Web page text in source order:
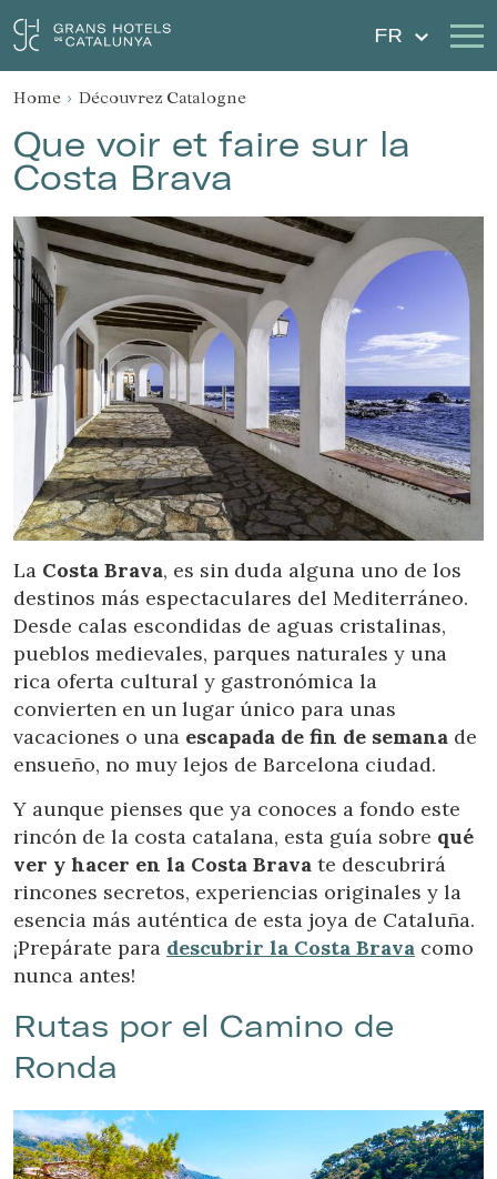
FR
Nos Hôtels Escapades
Mariages
Découvrez Catalogne Contact
Má réservation
Se connecter Créer un compte
Location/nom de l'hôtel
Home Découvrez Catalogne
Que voir et faire sur la
Costa Brava
La Costa Brava, es sin duda alguna uno de los
destinos más espectaculares del Mediterráneo.
Desde calas escondidas de aguas cristalinas,
pueblos medievales, parques naturales y una
rica oferta cultural y gastronómica la
convierten en un lugar único para unas
vacaciones o una escapada de fin de semana de
ensueño, no muy lejos de Barcelona ciudad.
Y aunque pienses que ya conoces a fondo este
rincón de la costa catalana, esta guía sobre qué
ver y hacer en la Costa Brava te descubrirá
rincones secretos, experiencias originales y la
esencia más auténtica de esta joya de Cataluña.
¡Prepárate para descubrir la Costa Brava como
nunca antes!
Rutas por el Camino de
Ronda